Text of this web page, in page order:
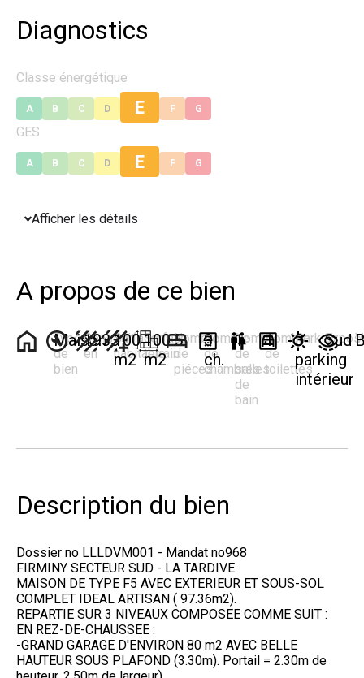
Diagnostics
Classe énergétique
A B C D E F G
GES
A B C D E F G
Afficher les détails
A propos de ce bien
Type
de
bien
MaisonConstruit
en
1933Surface
habitable
100
m2
Surface
terrain
100
m2
Nombre
de
piéces
5
Nombre
de
chambres
3
ch.
Nombre
de
salles
de
bain
1
Nombre
de
toilettes
1 Parking
3
parking
intérieur
Sud
Description du bien
Dossier no LLLDVM001 - Mandat no968
FIRMINY SECTEUR SUD - LA TARDIVE
MAISON DE TYPE F5 AVEC EXTERIEUR ET SOUS-SOL
COMPLET IDEAL ARTISAN ( 97.36m2).
REPARTIE SUR 3 NIVEAUX COMPOSEE COMME SUIT :
EN REZ-DE-CHAUSSEE :
-GRAND GARAGE D'ENVIRON 80 m2 AVEC BELLE
HAUTEUR SOUS PLAFOND (3.30m). Portail = 2.30m de